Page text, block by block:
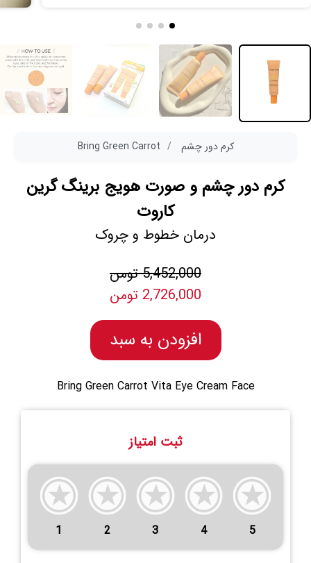
کرم دور چشم Bring Green Carrot
کرم دور چشم و صورت هویج برینگ گرین
کاروت
درمان خطوط و چروک
5,452,000 تومن
2,726,000 تومن
افزودن به سبد
Bring Green Carrot Vita Eye Cream Face
ثبت امتیاز
1 2 3 4 5